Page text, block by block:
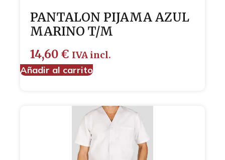
PANTALON PIJAMA AZUL
MARINO T/M
14,60 € IVA incl.
Añadir al carrito